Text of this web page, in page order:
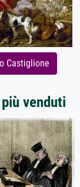
Castiglione
venduti